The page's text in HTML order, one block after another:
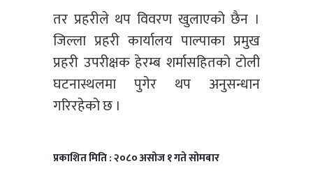
तर प्रहरीले थप विवरण खुलाएको छैन ।
जिल्ला प्रहरी कार्यालय पाल्पाका प्रमुख
प्रहरी उपरीक्षक हेरम्ब शर्मासहितको टोली
घटनास्थलमा पुगेर थप अनुसन्धान
गरिरहेको छ ।
प्रकाशित मिति : २०८० असोज १ गते सोमबार